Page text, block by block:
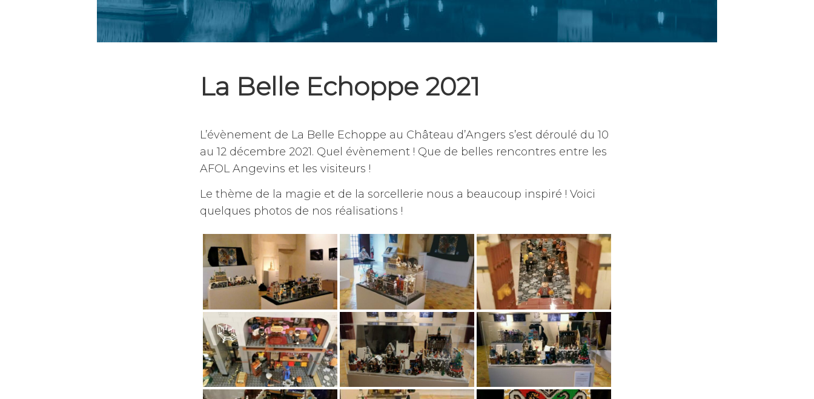
La Belle Echoppe 2021
2021
dominique
julien
dans
non
classé
L’évènement de La Belle Echoppe au Château d’Angers s’est déroulé du 10
au 12 décembre 2021. Quel évènement ! Que de belles rencontres entre les
AFOL Angevins et les visiteurs !
Le thème de la magie et de la sorcellerie nous a beaucoup inspiré ! Voici
quelques photos de nos réalisations !